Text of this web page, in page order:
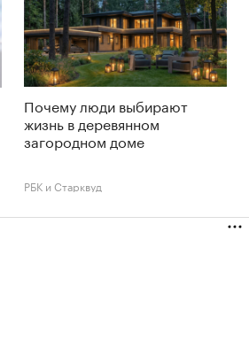
Почему люди выбирают
жизнь в деревянном
загородном доме
РБК и Старквуд